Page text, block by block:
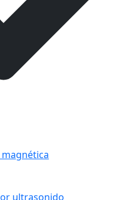
ultrasonido